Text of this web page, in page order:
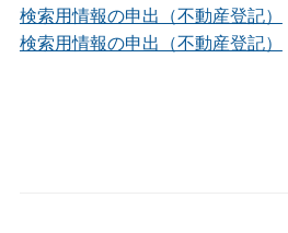
検索用情報の申出（不動産登記）
検索用情報の申出（不動産登記）